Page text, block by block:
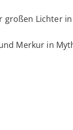
großen Lichter
Merkur in